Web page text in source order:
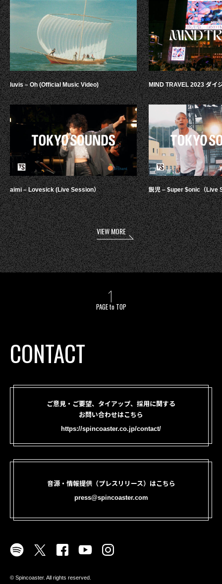
luvis – Oh (Official Music Video)
aimi – Lovesick (Live Session）
MIND TRAVEL 2023 ダイ
鋭児 – $uper $onic（Live
VIEW MORE
PAGE to TOP
CONTACT
ご意見・ご要望、タイアップ、採用に関する
お問い合わせはこちら
https://spincoaster.co.jp/contact/
音源・情報提供（プレスリリース）はこちら
press@spincoaster.com
©︎ Spincoaster. All rights reserved.